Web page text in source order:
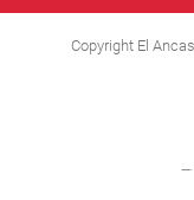
Copyright El